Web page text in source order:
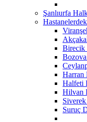
Şanlıurfa
Birecik
Harran
Halfeti
Hilvan
Suruç